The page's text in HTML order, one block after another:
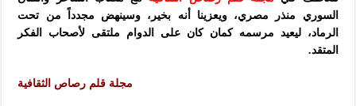
السوري منذر مصري، ويعزينا أنه بخير، وسينهض مجدداً من تحت
الرماد، ليعيد مرسمه كمان كان على الدوام ملتقى لأصحاب الفكر
المتقد.
مجلة قلم رصاص الثقافية